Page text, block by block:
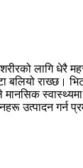
लागि धेरै
राख्छ।
उत्पादन
तंत्रिका